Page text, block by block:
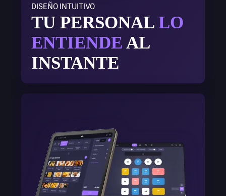
DISEÑO INTUITIVO
TU PERSONALLO
ENTIENDE AL
INSTANTE